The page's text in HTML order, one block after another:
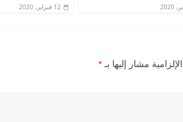
12 فبراير، 2020
مشار إليها بـ *